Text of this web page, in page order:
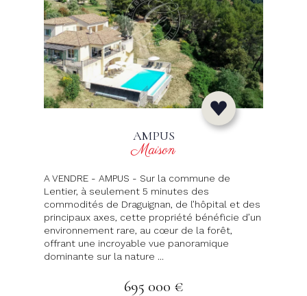
AMPUS
Maison
A VENDRE - AMPUS - Sur la commune de
Lentier, à seulement 5 minutes des
commodités de Draguignan, de l’hôpital et des
principaux axes, cette propriété bénéficie d’un
environnement rare, au cœur de la forêt,
offrant une incroyable vue panoramique
dominante sur la nature ...
695 000 €